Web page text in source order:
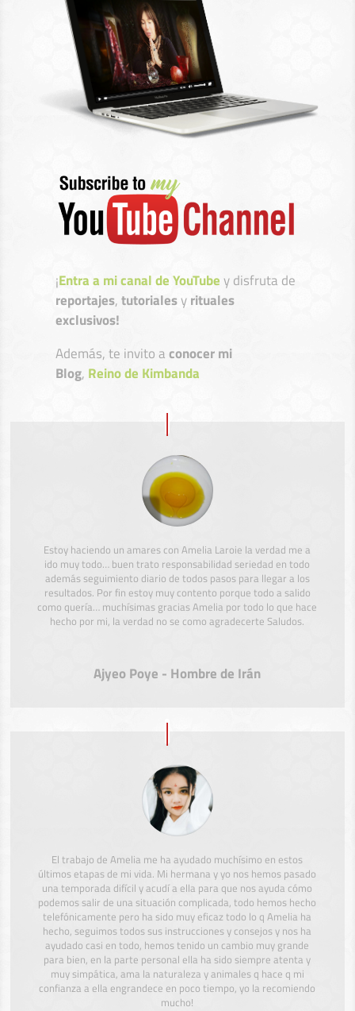
¡Entra a mi canal de YouTubey disfruta de
reportajes,tutorialesyrituales
exclusivos!
Además, te invito aconocer mi
Blog, Reino de Kimbanda
Estoy haciendo un amares con Amelia Laroie la verdad me a
ido muy todo… buen trato responsabilidad seriedad en todo
además seguimiento diario de todos pasos para llegar a los
resultados. Por fin estoy muy contento porque todo a salido
como quería… muchísimas gracias Amelia por todo lo que hace
hecho por mi, la verdad no se como agradecerte Saludos.
Ajyeo Poye - Hombre de Irán
El trabajo de Amelia me ha ayudado muchísimo en estos
últimos etapas de mi vida. Mi hermana y yo nos hemos pasado
una temporada difícil y acudí a ella para que nos ayuda cómo
podemos salir de una situación complicada, todo hemos hecho
telefónicamente pero ha sido muy eficaz todo lo q Amelia ha
hecho, seguimos todos sus instrucciones y consejos y nos ha
ayudado casi en todo, hemos tenido un cambio muy grande
para bien, en la parte personal ella ha sido siempre atenta y
muy simpática, ama la naturaleza y animales q hace q mi
confianza a ella engrandece en poco tiempo, yo la recomiendo
mucho!